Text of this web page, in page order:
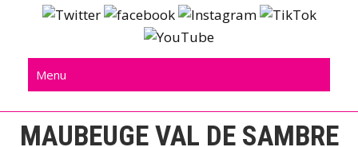
Menu
MAUBEUGE VAL DE SAMBRE